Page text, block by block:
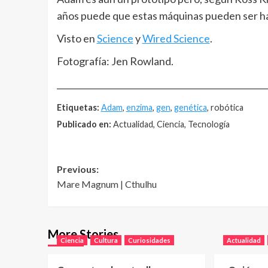
años puede que estas máquinas pueden ser
Visto enScienceyWired Science.
Fotografía: Jen Rowland.
Etiquetas: Adam, enzima, gen, genética, robótica
Publicado en: Actualidad, Ciencia, Tecnología
Post
navigation
Previous:
Mare Magnum | Cthulhu
More Stories
Ciencia Cultura Curiosidades Actualidad